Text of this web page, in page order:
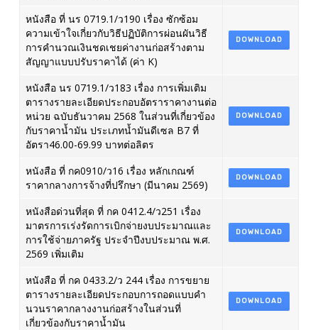
หนังสือ ที่ นร 0719.1/ว190 เรื่อง ซักซ้อม
ความเข้าใจเกี่ยวกับวิธีปฏิบัติการผ่อนผันวิธี
การคำนวณเงินชดเชยค่างานก่อสร้างตาม
สัญญาแบบปรับราคาได้ (ค่า K)
DOWNLOAD
หนังสือ นร 0719.1/ว183 เรื่อง การเพิ่มเติม
ตารางรายละเอียดประกอบอัตราราคางานต่อ
หน่วย ฉบับธันวาคม 2568 ในส่วนที่เกี่ยวข้อง
กับราคาน้ำมัน ประเภทน้ำมันดีเซล B7 ที่
อัตรา46.00-69.99 บาทต่อลิตร
DOWNLOAD
หนังสือ ที่ กค0910/ว16 เรื่อง หลักเกณฑ์
ราคากลางการจ้างที่ปรึกษา (มีนาคม 2569)
DOWNLOAD
หนังสือด่วนที่สุด ที่ กค 0412.4/ว251 เรื่อง
มาตรการเร่งรัดการเบิกจ่ายงบประมาณและ
การใช้จ่ายภาครัฐ ประจำปีงบประมาณ พ.ศ.
2569 เพิ่มเติม
DOWNLOAD
หนังสือ ที่ กค 0433.2/ว 244 เรื่อง การขยาย
ตารางรายละเอียดประกอบการถอดแบบคำ
นวนราคากลางงานก่อสร้างในส่วนที่
เกี่ยวข้องกับราคาน้ำมัน
DOWNLOAD